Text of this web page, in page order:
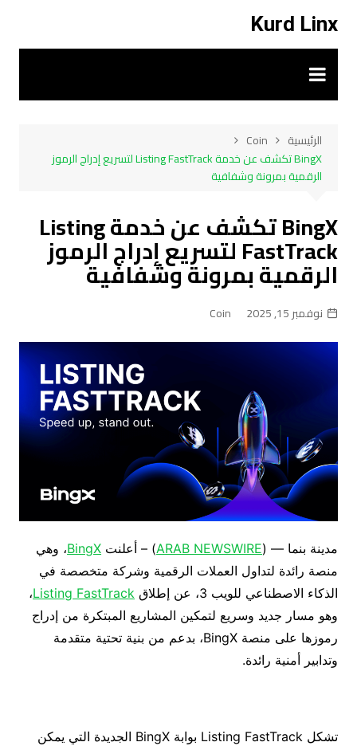
المحتوى
Kurd Linx
الرئيسية
Coin
BingX تكشف عن خدمة Listing FastTrack لتسريع إدراج الرموز
الرقمية بمرونة وشفافية
BingX تكشف عن خدمة Listing
FastTrack لتسريع إدراج الرموز
الرقمية بمرونة وشفافية
نوفمبر 15, 2025 Coin
مدينة بنما — (ARAB NEWSWIRE) – أعلنت BingX، وهي
منصة رائدة لتداول العملات الرقمية وشركة متخصصة في
الذكاء الاصطناعي للويب 3، عن إطلاق
Listing FastTrack،
وهو مسار جديد وسريع لتمكين المشاريع المبتكرة من إدراج
رموزها على منصة BingX، بدعم من بنية تحتية متقدمة
وتدابير أمنية رائدة.
تشكل Listing FastTrack بوابة BingX الجديدة التي يمكن